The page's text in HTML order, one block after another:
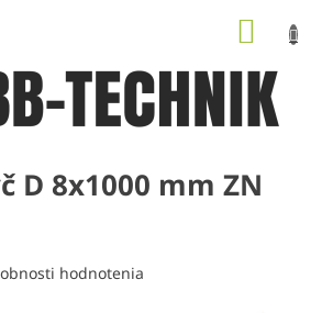
D 8x1000 mm ZN
hodnotenia